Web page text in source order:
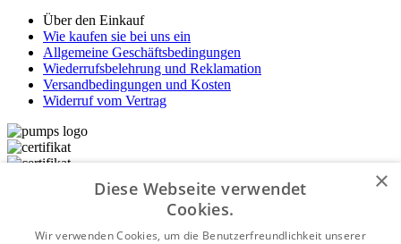
Über den Einkauf
Wie kaufen sie bei uns ein
Allgemeine Geschäftsbedingungen
Wiederrufsbelehrung und Reklamation
Versandbedingungen und Kosten
Widerruf vom Vertrag
×
Diese Webseite verwendet
Cookies.
Wir verwenden Cookies, um die Benutzerfreundlichkeit unserer